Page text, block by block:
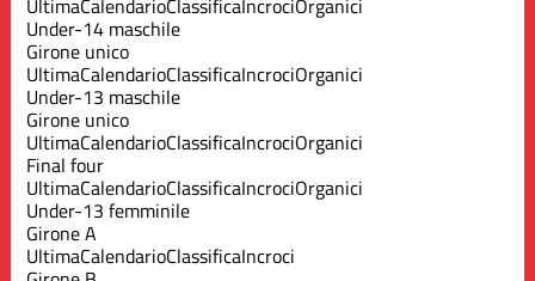
Under-14 maschile
Girone unico
UltimaCalendarioClassificaIncrociOrganici
Under-13 maschile
Girone unico
UltimaCalendarioClassificaIncrociOrganici
Final four
UltimaCalendarioClassificaIncrociOrganici
Under-13 femminile
Girone A
UltimaCalendarioClassificaIncroci